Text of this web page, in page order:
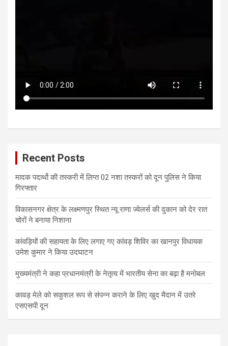
Recent Posts
मादक पदार्थो की तस्करी में लिप्त 02 नशा तस्करों को दून पुलिस ने किया
गिरफ्तार
विकासनगर क्षेत्र के लक्ष्मणपुर स्थित न्यू राणा ज्वेलर्स की दुकान को देर रात
चोरों ने बनाया निशाना
कांवड़ियों की सहायता के लिए लगाए गए कांवड़ शिविर का खानपुर विधायक
उमेश कुमार ने किया उदघाटन
मुख्यमंत्री ने कहा प्रधानमंत्री के नेतृत्व में भारतीय सेना का बढ़ा है मनोबल
कावड़ मेले को सकुशल रूप से संपन्न कराने के लिए खुद मैदान में उतरे
एसएसपी दून